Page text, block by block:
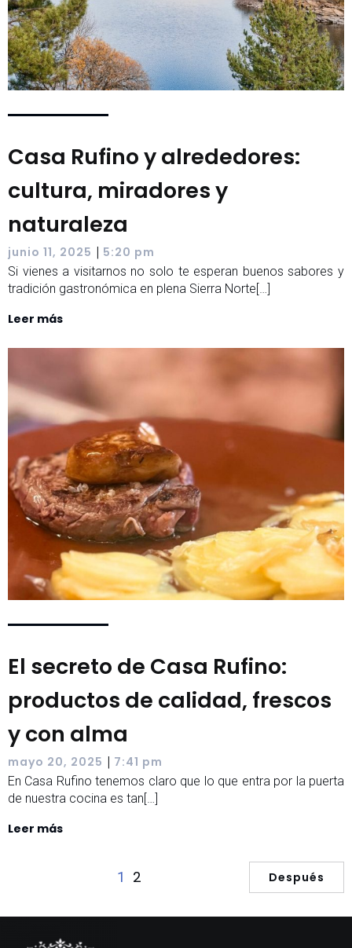
Casa Rufino y alrededores:
cultura, miradores y
naturaleza
junio 11, 2025 | 5:20 pm
Si vienes a visitarnos no solo te esperan buenos sabores y
tradición gastronómica en plena Sierra Norte[…]
Leer más
El secreto de Casa Rufino:
productos de calidad, frescos
y con alma
mayo 20, 2025 | 7:41 pm
En Casa Rufino tenemos claro que lo que entra por la puerta
de nuestra cocina es tan[…]
Leer más
1 2 Después